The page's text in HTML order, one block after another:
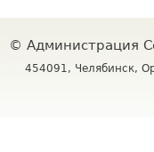
© Администрация
454091, Челябинск,